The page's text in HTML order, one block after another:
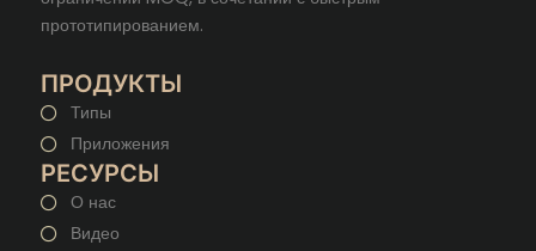
прототипированием.
ПРОДУКТЫ
Типы
Приложения
РЕСУРСЫ
О нас
Видео